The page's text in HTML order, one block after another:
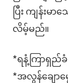
ပြီး ကျန်းမ
လိမ့်မည်။
*ရနံ့ကြာရှည်ခံ
*အလွန်ချောမွ